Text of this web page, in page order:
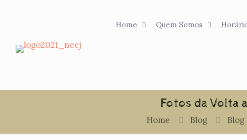
Home Quem Somos
Fotos da Volta
Home Blog Blog